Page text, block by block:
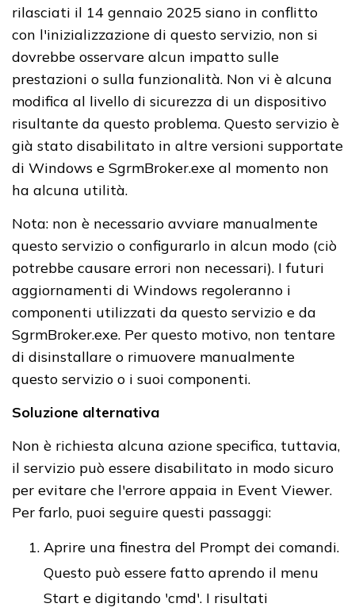
rilasciati il ​​14 gennaio 2025 siano in conflitto
con l'inizializzazione di questo servizio, non si
dovrebbe osservare alcun impatto sulle
prestazioni o sulla funzionalità. Non vi è alcuna
modifica al livello di sicurezza di un dispositivo
risultante da questo problema. Questo servizio è
già stato disabilitato in altre versioni supportate
di Windows e SgrmBroker.exe al momento non
ha alcuna utilità.
Nota: non è necessario avviare manualmente
questo servizio o configurarlo in alcun modo (ciò
potrebbe causare errori non necessari). I futuri
aggiornamenti di Windows regoleranno i
componenti utilizzati da questo servizio e da
SgrmBroker.exe. Per questo motivo, non tentare
di disinstallare o rimuovere manualmente
questo servizio o i suoi componenti.
Soluzione alternativa
Non è richiesta alcuna azione specifica, tuttavia,
il servizio può essere disabilitato in modo sicuro
per evitare che l'errore appaia in Event Viewer.
Per farlo, puoi seguire questi passaggi:
Aprire una finestra del Prompt dei comandi.
Questo può essere fatto aprendo il menu
Start e digitando 'cmd'. I risultati